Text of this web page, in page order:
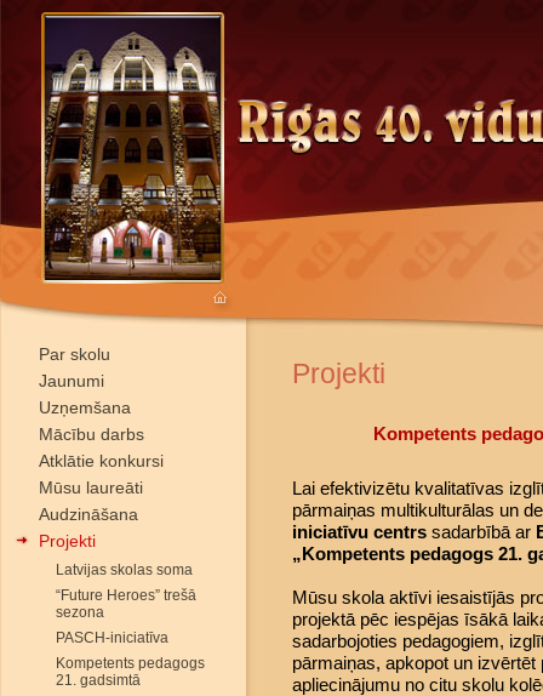
Par skolu
Jaunumi
Uzņemšana
Mācību darbs
Atklātie konkursi
Mūsu laureāti
Audzināšana
Projekti
Latvijas skolas soma
“Future Heroes” trešā
sezona
PASCH-iniciatīva
Kompetents pedagogs
21. gadsimtā
Projekti
Kompetents
Lai efektivizētu kvalitatīvas
pārmaiņas multikulturālas un
iniciatīvu centrs sadarbībā ar
„Kompetents pedagogs 21.
Mūsu skola aktīvi iesaistījās
projektā pēc iespējas īsākā
sadarbojoties pedagogiem,
pārmaiņas, apkopot un
apliecinājumu no citu skolu